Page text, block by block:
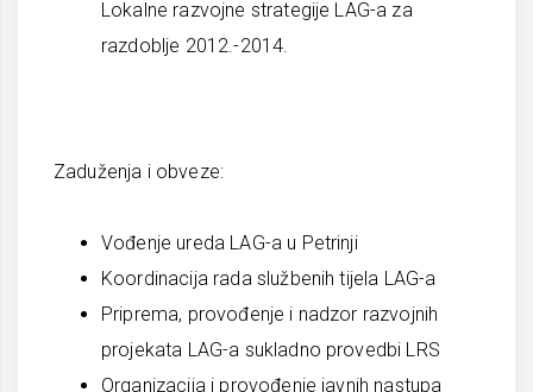
Lokalne razvojne strategije LAG-a za
razdoblje 2012.-2014.
Zaduženja i obveze:
Vođenje ureda LAG-a u Petrinji
Koordinacija rada službenih tijela LAG-a
Priprema, provođenje i nadzor razvojnih
projekata LAG-a sukladno provedbi LRS
Organizacija i provođenje javnih nastupa